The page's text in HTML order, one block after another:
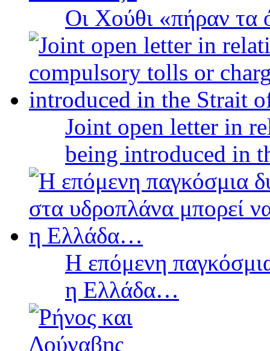
Οι Χούθι «πήραν τα
Joint open letter in
being introduced in
Η επόμενη
η Ελλάδα…